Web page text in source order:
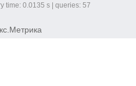
time: 0.0135 s | queries: 57